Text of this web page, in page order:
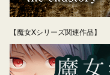
【魔女Xシリーズ関連作品】